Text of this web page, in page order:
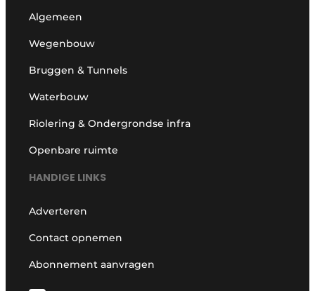
Algemeen
Wegenbouw
Bruggen & Tunnels
Waterbouw
Riolering & Ondergrondse infra
Openbare ruimte
HANDIGE LINKS
Adverteren
Contact opnemen
Abonnement aanvragen